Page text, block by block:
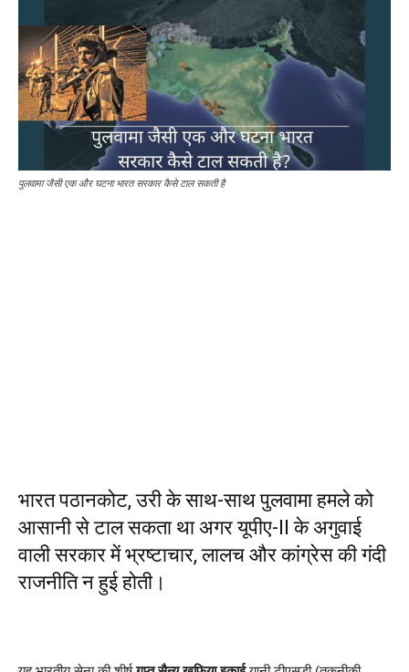
पुलवामा जैसी एक और घटना भारत सरकार कैसे टाल सकती है
भारत पठानकोट, उरी के साथ-साथ पुलवामा हमले को
आसानी से टाल सकता था अगर यूपीए-II के अगुवाई
वाली सरकार में भ्रष्टाचार, लालच और कांग्रेस की गंदी
राजनीति न हुई होती।